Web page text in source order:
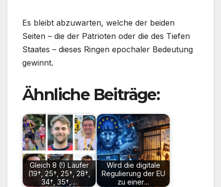
Es bleibt abzuwarten, welche der beiden
Seiten – die der Patrioten oder die des Tiefen
Staates – dieses Ringen epochaler Bedeutung
gewinnt.
Ähnliche Beiträge:
Gleich 8 (!) Läufer
(19†, 25†, 25†, 28†,
34†, 35†,…
Wird die digitale
Regulierung der EU
zu einer…